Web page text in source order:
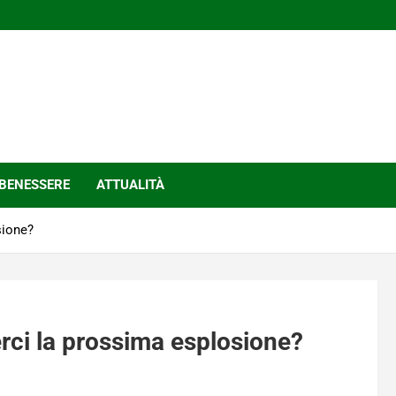
ATTUALITÀ
la prossima esplosione?